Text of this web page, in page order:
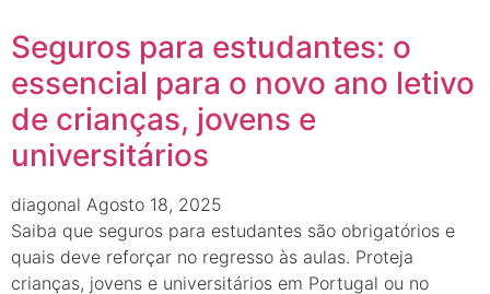
Seguros para estudantes: o
essencial para o novo ano letivo
de crianças, jovens e
universitários
diagonal Agosto 18, 2025
Saiba que seguros para estudantes são obrigatórios e
quais deve reforçar no regresso às aulas. Proteja
crianças, jovens e universitários em Portugal ou no